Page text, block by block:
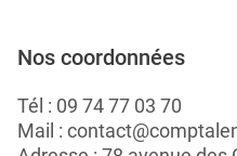
Nos coordonnées
Tél : 09 74 77 03 70
Mail :